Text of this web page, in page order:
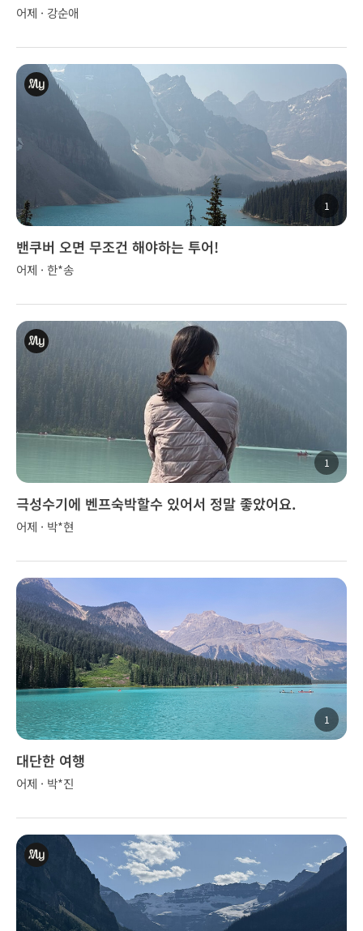
어제 · 강순애
1
밴쿠버 오면 무조건 해야하는 투어!
어제 · 한*송
1
극성수기에 벤프숙박할수 있어서 정말 좋았어요.
어제 · 박*현
1
대단한 여행
어제 · 박*진